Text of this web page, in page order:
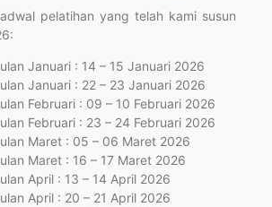
pelatihan yang telah kami susun
Januari : 14 – 15 Januari 2026
Januari : 22 – 23 Januari 2026
Februari : 09 – 10 Februari 2026
Februari : 23 – 24 Februari 2026
Maret : 05 – 06 Maret 2026
Maret : 16 – 17 Maret 2026
April : 13 – 14 April 2026
April : 20 – 21 April 2026